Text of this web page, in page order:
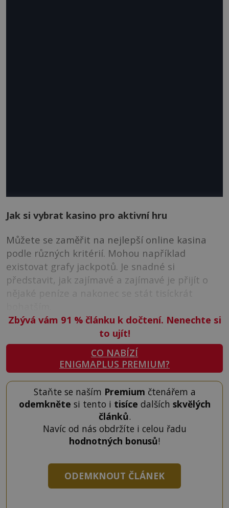
Jak si vybrat kasino pro aktivní hru
Můžete se zaměřit na nejlepší online kasina
podle různých kritérií. Mohou například
existovat grafy jackpotů. Je snadné si
představit, jak zajímavé a zajímavé je přijít o
nějaké peníze a nakonec se stát tisíckrát
Zbývá vám 91 %článku k dočtení. Nenechte si
to ujít!
CO NABÍZÍ
ENIGMAPLUS PREMIUM?
Staňte se naším Premium čtenářem a
odemkněte si tento i tisíce dalších skvělých
článků.
Navíc od nás obdržíte i celou řadu
hodnotných bonusů!
ODEMKNOUT ČLÁNEK